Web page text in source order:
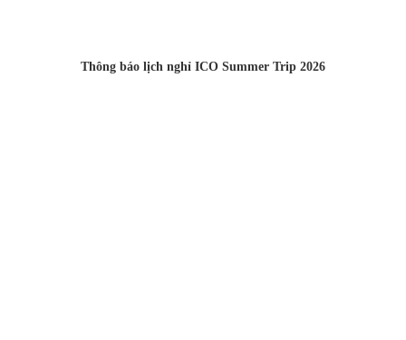
Thông báo lịch nghỉ ICO Summer Trip 2026